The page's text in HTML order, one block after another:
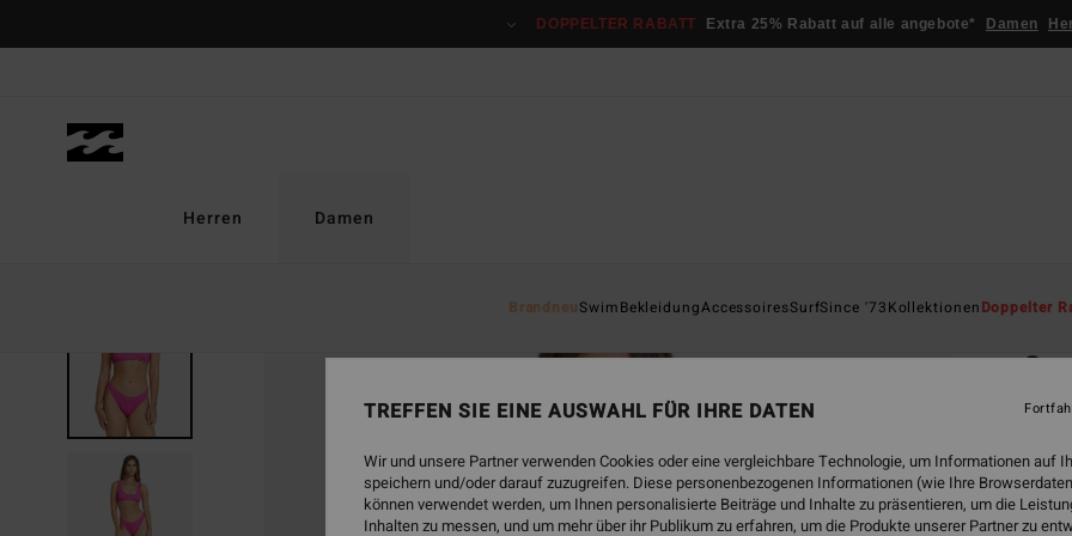
DOPPELTER RABATT Extra 25% Rabatt auf alle angebote* Damen
Herren Damen
BrandneuSwimBekleidungAccessoiresSurfSince '73KollektionenDoppelter
€
TREFFEN SIE EINE AUSWAHL FÜR IHRE DATEN
Wir und unsere Partner verwenden Cookies oder eine vergleichbare Technologie, um Informationen auf
speichern und/oder darauf zuzugreifen. Diese personenbezogenen Informationen (wie Ihre
können verwendet werden, um Ihnen personalisierte Beiträge und Inhalte zu präsentieren, um die
Inhalten zu messen, und um mehr über ihr Publikum zu erfahren, um die Produkte unserer Partner zu